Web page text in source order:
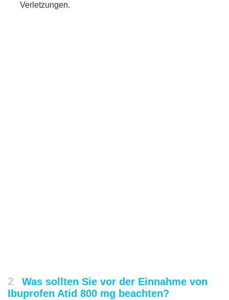
Verletzungen.
2
Was sollten Sie vor der Einnahme von
Ibuprofen Atid 800 mg beachten?